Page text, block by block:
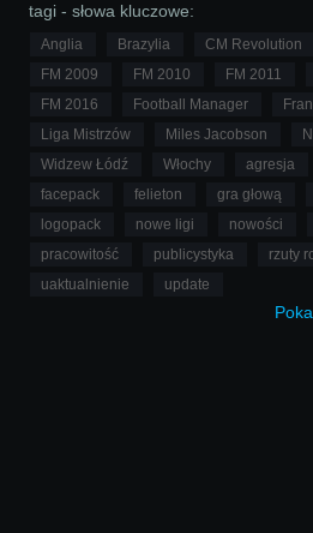
tagi - słowa kluczowe:
Anglia Brazylia CM Revolution
FM 2009
FM 2010 FM 2011
FM 2016
Football Manager
Liga Mistrzów
Miles Jacobson
Widzew Łódź
Włochy agresja
facepack
felieton gra głową
logopack
nowe ligi nowości
pracowitość
publicystyka rzuty
uaktualnienie
update